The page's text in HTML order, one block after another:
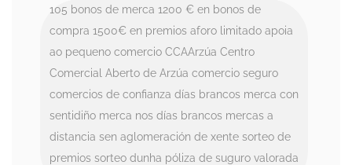
105 bonos de merca 1200 € en bonos de
compra 1500€ en premios aforo limitado apoia
ao pequeno comercio CCAArzúa Centro
Comercial Aberto de Arzúa comercio seguro
comercios de confianza días brancos merca con
sentidiño merca nos días brancos mercas a
distancia sen aglomeración de xente sorteo de
premios sorteo dunha póliza de suguro valorada